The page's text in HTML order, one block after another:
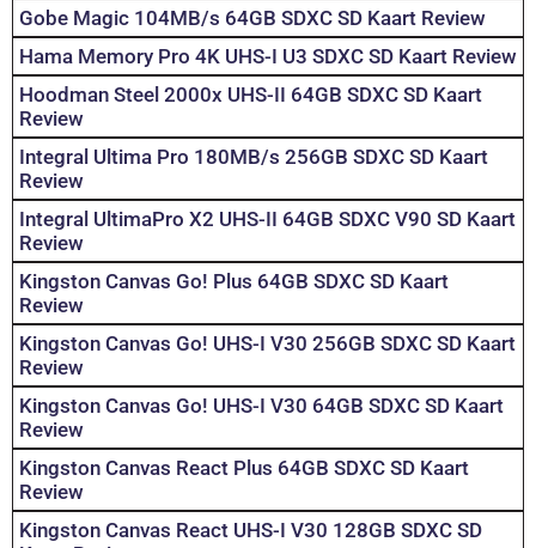
Gobe Magic 104MB/s 64GB SDXC SD Kaart Review
Hama Memory Pro 4K UHS-I U3 SDXC SD Kaart Review
Hoodman Steel 2000x UHS-II 64GB SDXC SD Kaart
Review
Integral Ultima Pro 180MB/s 256GB SDXC SD Kaart
Review
Integral UltimaPro X2 UHS-II 64GB SDXC V90 SD Kaart
Review
Kingston Canvas Go! Plus 64GB SDXC SD Kaart
Review
Kingston Canvas Go! UHS-I V30 256GB SDXC SD Kaart
Review
Kingston Canvas Go! UHS-I V30 64GB SDXC SD Kaart
Review
Kingston Canvas React Plus 64GB SDXC SD Kaart
Review
Kingston Canvas React UHS-I V30 128GB SDXC SD